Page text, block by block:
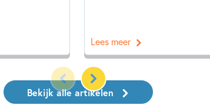
Lees meer
Bekijk alle artikelen